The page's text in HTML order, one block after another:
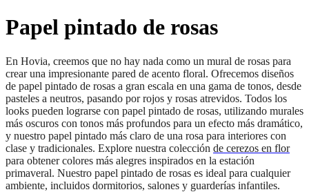
Papel pintado de rosas
En Hovia, creemos que no hay nada como un mural de rosas para
crear una impresionante pared de acento floral. Ofrecemos diseños
de papel pintado de rosas a gran escala en una gama de tonos, desde
pasteles a neutros, pasando por rojos y rosas atrevidos. Todos los
looks pueden lograrse con papel pintado de rosas, utilizando murales
más oscuros con tonos más profundos para un efecto más dramático,
y nuestro papel pintado más claro de una rosa para interiores con
clase y tradicionales. Explore nuestra colección de cerezos en flor
para obtener colores más alegres inspirados en la estación
primaveral. Nuestro papel pintado de rosas es ideal para cualquier
ambiente, incluidos dormitorios, salones y guarderías infantiles.